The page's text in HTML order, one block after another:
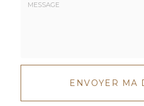
Message
ENVOYER MA